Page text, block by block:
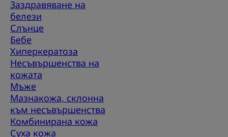
Заздравяване на
белези
Слънце
Бебе
Хиперкератоза
Несъвършенства на
кожата
Мъже
Мазнакожа, склонна
към несъвършенства
Комбинирана кожа
Суха кожа